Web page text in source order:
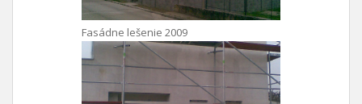
Fasádne lešenie 2009